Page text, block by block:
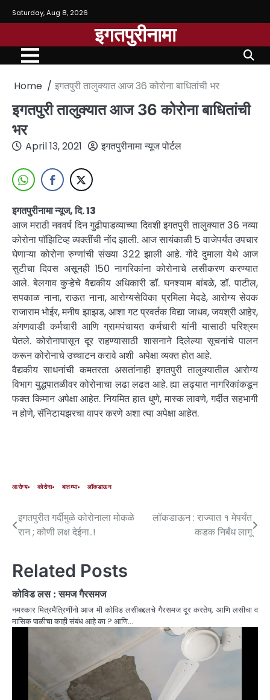
Saturday, Aug 8, 2026
इगतपुरीनामा
Home इगतपुरी तालुक्यात आज 36 कोरोना बाधितांची भर
इगतपुरी तालुक्यात आज 36 कोरोना बाधितांची
भर
April 13, 2021 इगतपुरीनामा न्यूज पोर्टल
इगतपुरीनामा न्यूज, दि. 13
आज मराठी नववर्ष दिन गुढीपाडव्याच्या दिवशी इगतपुरी तालुक्यात 36 नव्या
कोरोना पॉझिटिव्ह व्यक्तींची नोंद झाली. आज सायंकाळी 5 वाजेपर्यंत उपचार
घेणाऱ्या कोरोना रुग्णांची संख्या 322 झाली आहे. गोंदे दुमाला येथे आज
सुटीचा दिवस असूनही 150 नागरिकांना कोरोनाचे लसीकरण करण्यात
आले. बेलगाव कुऱ्हेचे वैद्यकीय अधिकारी डॉ. घनश्याम बांबळे, डॉ. पाटील,
सपकाळ नाना, राऊत नाना, आरोग्यसेविका प्रमिला मेदडे, आरोग्य सेवक
राजाराम भोईर, मनीष झाझड, आशा गट प्रवर्तक विद्या जाधव, जयश्री आहेर,
अंगणवाडी कर्मचारी आणि ग्रामपंचायत कर्मचारी यांनी यासाठी परिश्रम
घेतले. कोरोनापासून दूर राहण्यासाठी शासनाने दिलेल्या सूचनांचे पालन
करून कोरोनाचे उच्चाटन करावे अशी अपेक्षा व्यक्त होत आहे.
वैद्यकीय साधनांची कमतरता असतांनाही इगतपुरी तालुक्यातील आरोग्य
विभाग युद्धपातळीवर कोरोनाचा लढा लढत आहे. ह्या लढ्यात नागरिकांकडून
फक्त किमान अपेक्षा आहेत. नियमित हात धुणे, मास्क लावणे, गर्दीत सहभागी
न होणे, सॅनिटायझरचा वापर करणे अशा त्या अपेक्षा आहेत.
आरोग्य कोरोना बातम्या लॉकडाऊन
इगतपुरीत गर्दीमुळे कोरोनाला मोकळे
रान ; कोणी लक्ष देईना..!
लॉकडाऊन : राज्यात १ मेपर्यंत
कडक निर्बंध लागू
Related Posts
कोविड लस : समज गैरसमज
नमस्कार मित्रमैत्रिणींनो आज मी कोविड लसीबद्दलचे गैरसमज दूर करतेय, आणि लसीचा व
मासिक पाळीचा काही संबंध आहे का ? आणि…